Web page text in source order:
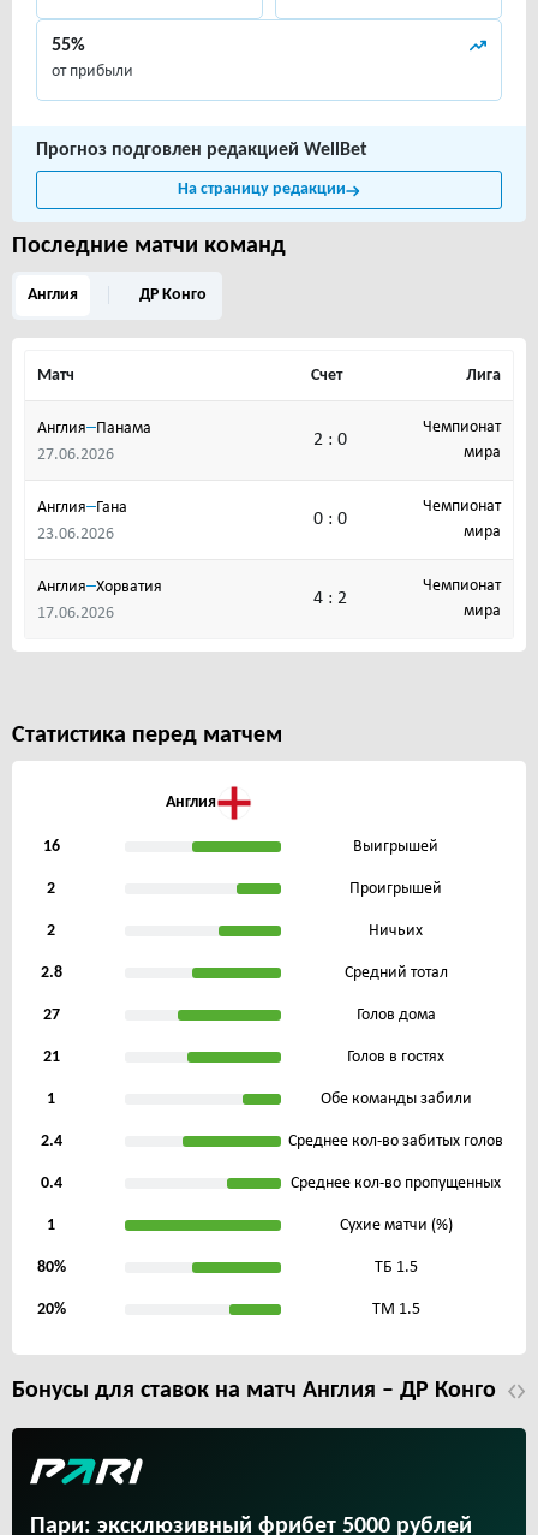
55%
от прибыли
Прогноз подговлен редакцией WellBet
На страницу редакции
Последние матчи команд
Англия ДР Конго
Матч Счет Лига
Англия–Панама
27.06.2026
2 : 0
Чемпионат
мира
Англия–Гана
23.06.2026
0 : 0
Чемпионат
мира
Англия–Хорватия
17.06.2026
4 : 2
Чемпионат
мира
Статистика перед матчем
Англия
16 Выигрышей
2 Проигрышей
2 Ничьих
2.8 Средний тотал
27 Голов дома
21 Голов в гостях
1 Обе команды забили
2.4 Среднее кол-во забитых голов
0.4 Среднее кол-во пропущенных
1 Сухие матчи (%)
80% ТБ 1.5
20% ТМ 1.5
Бонусы для ставок на матч Англия – ДР Конго
Пари: эксклюзивный фрибет 5000 рублей